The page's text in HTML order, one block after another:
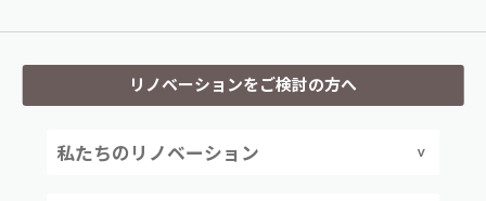
リノベーションをご検討の方へ
私たちのリノベーション